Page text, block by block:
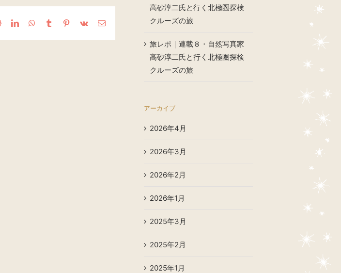
RedditLinkedInWhatsApp
TumblrPinterest
Vk Email
高砂淳二氏と行く北極圏探検
クルーズの旅
旅レポ｜連載８・自然写真家
高砂淳二氏と行く北極圏探検
クルーズの旅
アーカイブ
2026年4月
2026年3月
2026年2月
2026年1月
2025年3月
2025年2月
2025年1月